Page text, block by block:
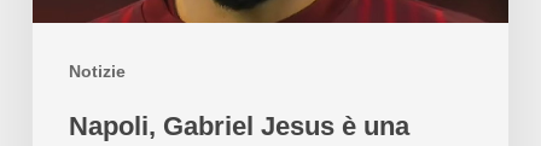
Notizie
Napoli, Gabriel Jesus è una